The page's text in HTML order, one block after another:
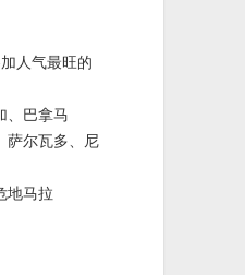
人气最旺的
、巴拿马
萨尔瓦多、尼
地马拉